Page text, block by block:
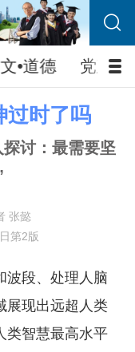
•道德 党建•
过时了吗
讨：最需要坚
张懿
第2版
段、处理人脑
展现出远超人类
智慧最高水平